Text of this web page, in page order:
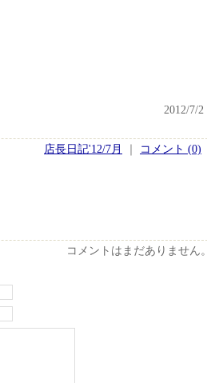
2012/7/2
店長日記'12/7月 コメント (0)
コメントはまだありません。